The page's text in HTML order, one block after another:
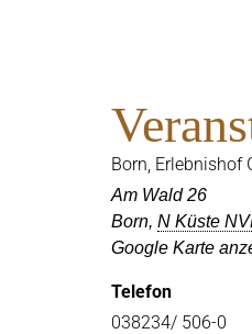
Born, Erlebnishof
Am Wald 26
Born, N Küste
Google Karte
Telefon
038234/ 506-0